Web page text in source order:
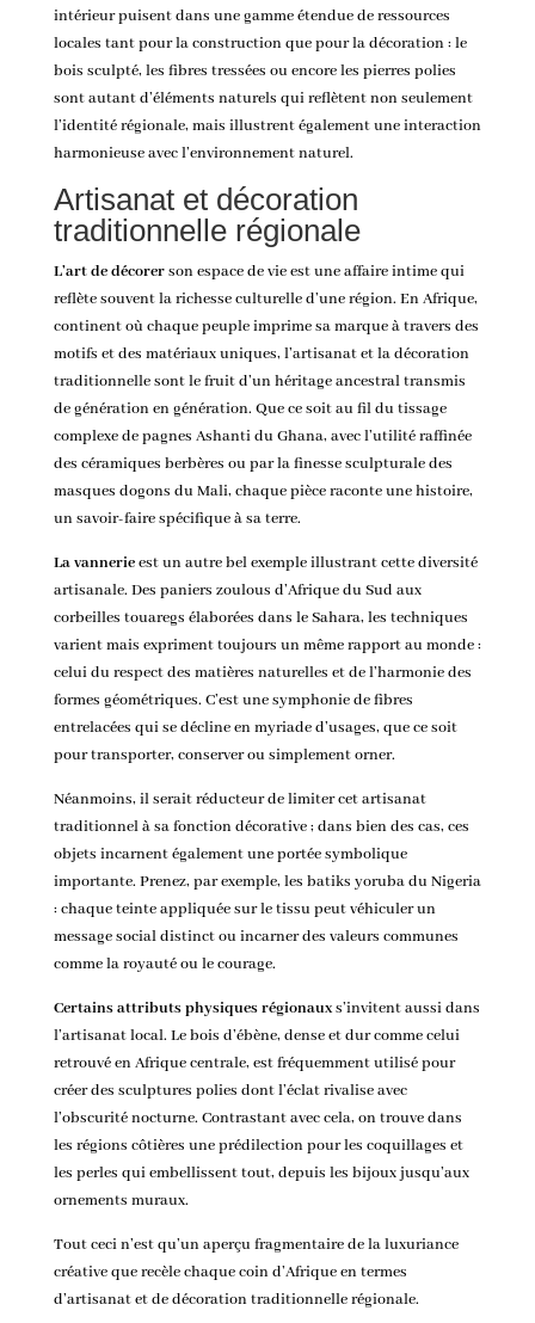
intérieur puisent dans une gamme étendue de ressources
locales tant pour la construction que pour la décoration : le
bois sculpté, les fibres tressées ou encore les pierres polies
sont autant d’éléments naturels qui reflètent non seulement
l’identité régionale, mais illustrent également une interaction
harmonieuse avec l’environnement naturel.
Artisanat et décoration
traditionnelle régionale
L’art de décorerson espace de vie est une affaire intime qui
reflète souvent la richesse culturelle d’une région. En Afrique,
continent où chaque peuple imprime sa marque à travers des
motifs et des matériaux uniques, l’artisanat et la décoration
traditionnelle sont le fruit d’un héritage ancestral transmis
de génération en génération. Que ce soit au fil du tissage
complexe de pagnes Ashanti du Ghana, avec l’utilité raffinée
des céramiques berbères ou par la finesse sculpturale des
masques dogons du Mali, chaque pièce raconte une histoire,
un savoir-faire spécifique à sa terre.
La vannerieest un autre bel exemple illustrant cette diversité
artisanale. Des paniers zoulous d’Afrique du Sud aux
corbeilles touaregs élaborées dans le Sahara, les techniques
varient mais expriment toujours un même rapport au monde :
celui du respect des matières naturelles et de l’harmonie des
formes géométriques. C’est une symphonie de fibres
entrelacées qui se décline en myriade d’usages, que ce soit
pour transporter, conserver ou simplement orner.
Néanmoins, il serait réducteur de limiter cet artisanat
traditionnel à sa fonction décorative ; dans bien des cas, ces
objets incarnent également une portée symbolique
importante. Prenez, par exemple, les batiks yoruba du Nigeria
: chaque teinte appliquée sur le tissu peut véhiculer un
message social distinct ou incarner des valeurs communes
comme la royauté ou le courage.
Certains attributs physiques régionauxs’invitent aussi dans
l’artisanat local. Le bois d’ébène, dense et dur comme celui
retrouvé en Afrique centrale, est fréquemment utilisé pour
créer des sculptures polies dont l’éclat rivalise avec
l’obscurité nocturne. Contrastant avec cela, on trouve dans
les régions côtières une prédilection pour les coquillages et
les perles qui embellissent tout, depuis les bijoux jusqu’aux
ornements muraux.
Tout ceci n’est qu’un aperçu fragmentaire de la luxuriance
créative que recèle chaque coin d’Afrique en termes
d’artisanat et de décoration traditionnelle régionale.